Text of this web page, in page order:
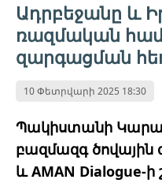
Ադրբեջանը և
ռազմական
զարգացման
10 Փետրվարի 2025 18:30
Պակիստանի
բազմազգ ծովային
և AMAN Dialogue-